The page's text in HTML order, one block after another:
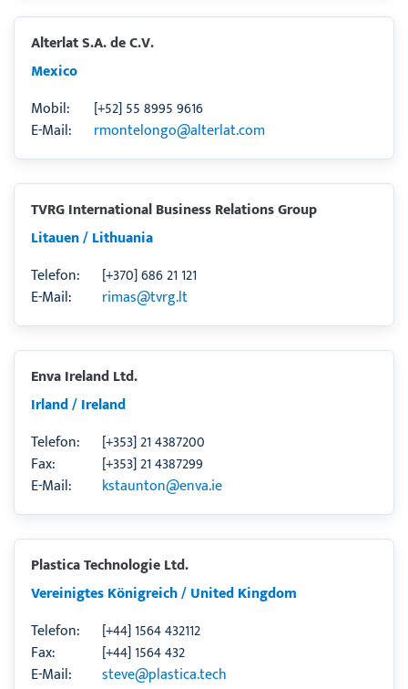
Alterlat S.A. de C.V.
Mexico
Mobil:
[+52] 55 8995 9616
E-Mail:
rmontelongo@alterlat.com
TVRG International Business Relations Group
Litauen / Lithuania
Telefon:
[+370] 686 21 121
E-Mail:
rimas@tvrg.lt
Enva Ireland Ltd.
Irland / Ireland
Telefon:
[+353] 21 4387200
Fax:
[+353] 21 4387299
E-Mail:
kstaunton@enva.ie
Plastica Technologie Ltd.
Vereinigtes Königreich / United Kingdom
Telefon:
[+44] 1564 432112
Fax:
[+44] 1564 432
E-Mail:
steve@plastica.tech